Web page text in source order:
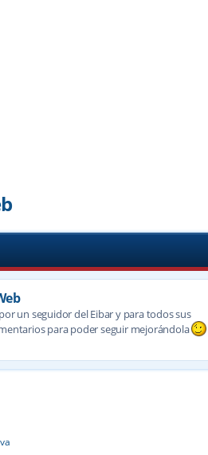
un seguidor del Eibar y para todos sus
para poder seguir mejorándola